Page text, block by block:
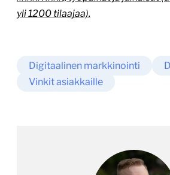
yli 1200 tilaajaa).
Digitaalinen markkinointi
Vinkit asiakkaille